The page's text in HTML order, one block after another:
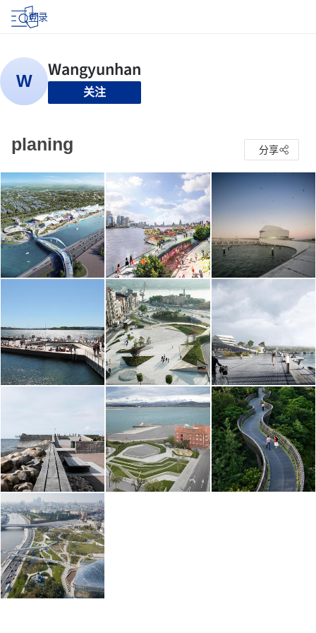
登录
关注
planing 分享